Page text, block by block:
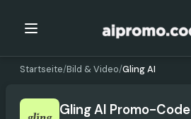
Startseite/Bild & Video/Gling AI
Gling AI Promo-Code